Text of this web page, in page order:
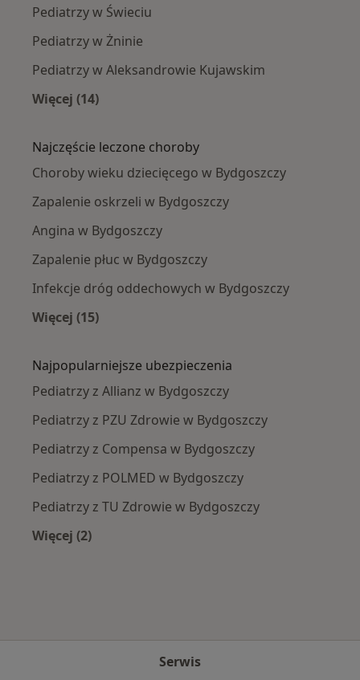
Pediatrzy w Świeciu
Pediatrzy w Żninie
Pediatrzy w Aleksandrowie Kujawskim
Więcej (14)
Najczęście leczone choroby
Choroby wieku dziecięcego w Bydgoszczy
Zapalenie oskrzeli w Bydgoszczy
Angina w Bydgoszczy
Zapalenie płuc w Bydgoszczy
Infekcje dróg oddechowych w Bydgoszczy
Więcej (15)
Najpopularniejsze ubezpieczenia
Pediatrzy z Allianz w Bydgoszczy
Pediatrzy z PZU Zdrowie w Bydgoszczy
Pediatrzy z Compensa w Bydgoszczy
Pediatrzy z POLMED w Bydgoszczy
Pediatrzy z TU Zdrowie w Bydgoszczy
Więcej (2)
Serwis